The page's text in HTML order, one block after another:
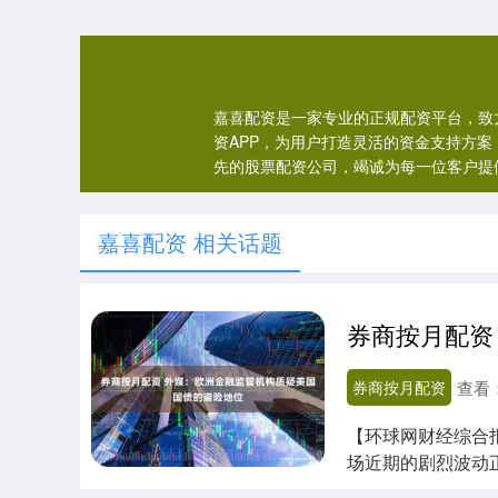
嘉喜配资是一家专业的正规配资平台，
资APP，为用户打造灵活的资金支持方
先的股票配资公司，竭诚为每一位客户
嘉喜配资 相关话题
券商按月配资 查看
【环球网财经综
场近期的剧烈波动